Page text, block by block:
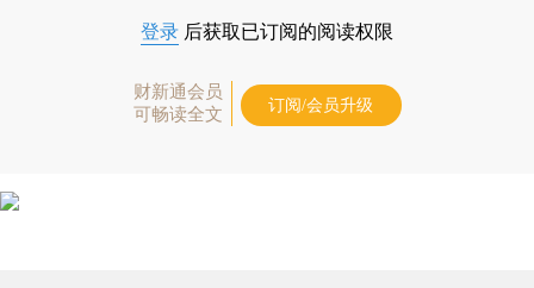
登录 后获取已订阅的阅读权限
财新通会员
可畅读全文
订阅/会员升级